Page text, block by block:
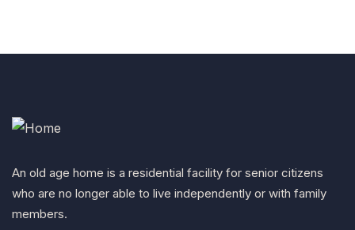
An old age home is a residential facility for senior citizens
who are no longer able to live independently or with family
members.